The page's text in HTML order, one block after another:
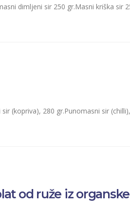
dimljeni sir 250 gr.Masni kriška sir
(kopriva), 280 gr.Punomasni sir
od ruže iz